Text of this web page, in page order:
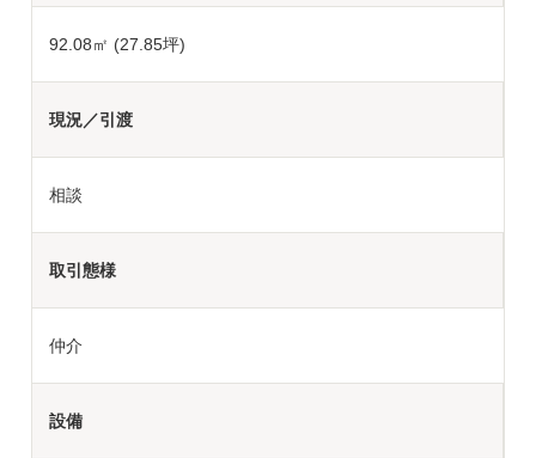
92.08㎡ (27.85坪)
現況／引渡
相談
取引態様
仲介
設備